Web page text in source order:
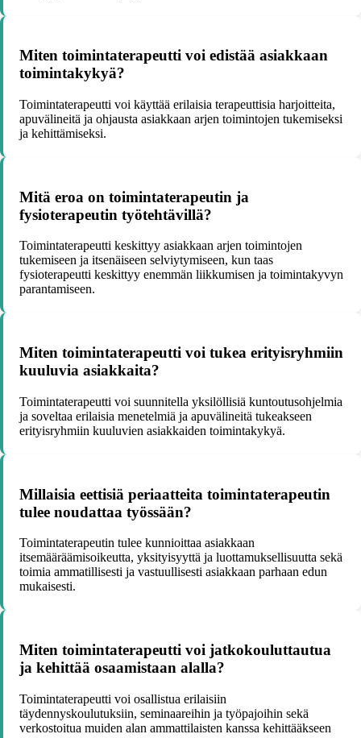
Miten toimintaterapeutti voi edistää asiakkaan
toimintakykyä?
Toimintaterapeutti voi käyttää erilaisia terapeuttisia harjoitteita,
apuvälineitä ja ohjausta asiakkaan arjen toimintojen tukemiseksi
ja kehittämiseksi.
Mitä eroa on toimintaterapeutin ja
fysioterapeutin työtehtävillä?
Toimintaterapeutti keskittyy asiakkaan arjen toimintojen
tukemiseen ja itsenäiseen selviytymiseen, kun taas
fysioterapeutti keskittyy enemmän liikkumisen ja toimintakyvyn
parantamiseen.
Miten toimintaterapeutti voi tukea erityisryhmiin
kuuluvia asiakkaita?
Toimintaterapeutti voi suunnitella yksilöllisiä kuntoutusohjelmia
ja soveltaa erilaisia menetelmiä ja apuvälineitä tukeakseen
erityisryhmiin kuuluvien asiakkaiden toimintakykyä.
Millaisia eettisiä periaatteita toimintaterapeutin
tulee noudattaa työssään?
Toimintaterapeutin tulee kunnioittaa asiakkaan
itsemääräämisoikeutta, yksityisyyttä ja luottamuksellisuutta sekä
toimia ammatillisesti ja vastuullisesti asiakkaan parhaan edun
mukaisesti.
Miten toimintaterapeutti voi jatkokouluttautua
ja kehittää osaamistaan alalla?
Toimintaterapeutti voi osallistua erilaisiin
täydennyskoulutuksiin, seminaareihin ja työpajoihin sekä
verkostoitua muiden alan ammattilaisten kanssa kehittääkseen